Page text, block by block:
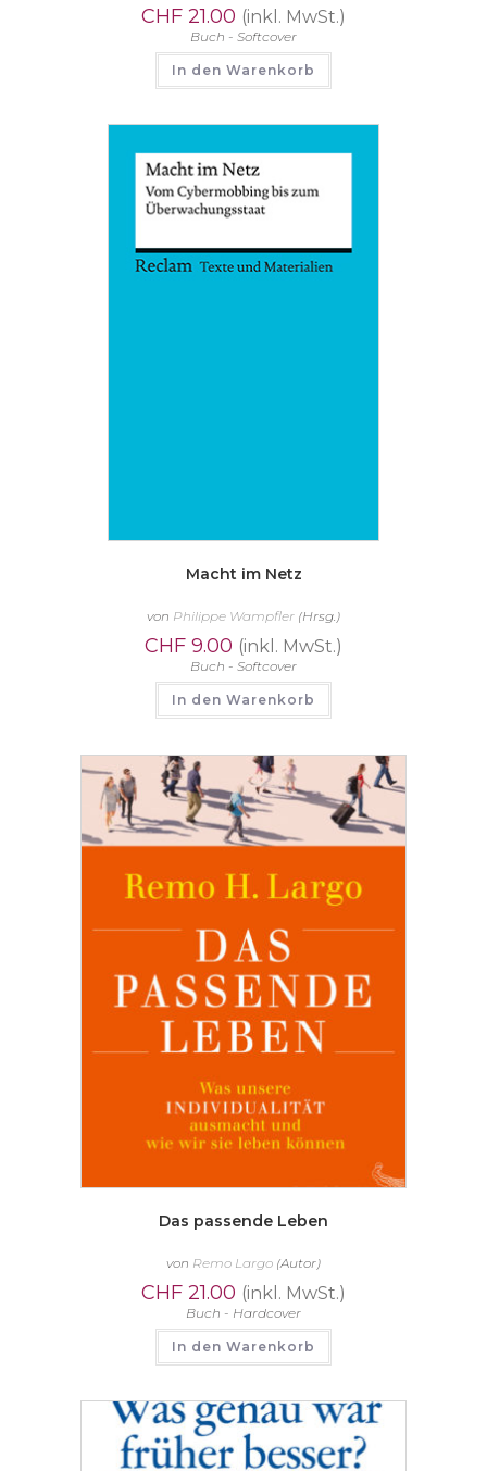
CHF 21.00 (inkl. MwSt.)
Buch - Softcover
In den Warenkorb
Macht im Netz
von Philippe Wampfler (Hrsg.)
CHF 9.00 (inkl. MwSt.)
Buch - Softcover
In den Warenkorb
Das passende Leben
von Remo Largo (Autor)
CHF 21.00 (inkl. MwSt.)
Buch - Hardcover
In den Warenkorb